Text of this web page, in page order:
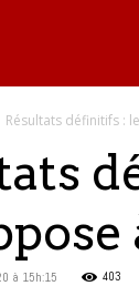
Résultats définitifs :
à 15h:15 403